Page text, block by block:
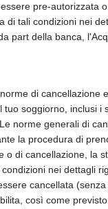
pre-autorizzata
tali condizioni nei
part della banca,
di
soggiorno, inclusi
norme generali di
la procedura di
di cancellazione, la
nei dettagli
cancellata
così come